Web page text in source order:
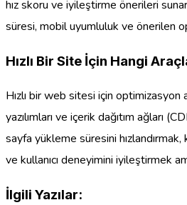
hız skoru ve iyileştirme önerileri
süresi, mobil uyumluluk ve önerilen
Hızlı Bir Site İçin Hangi
Hızlı bir web sitesi için optimizasyon
yazılımları ve içerik dağıtım ağları
sayfa yükleme süresini
ve kullanıcı deneyimini iyileştirmek
İlgili Yazılar: